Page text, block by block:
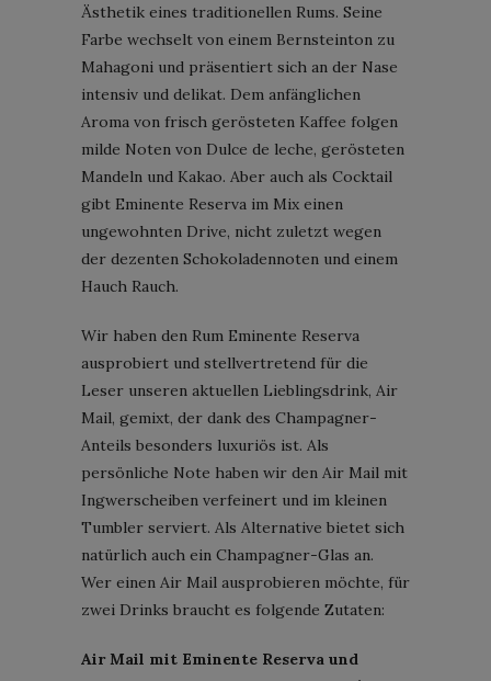
Ästhetik eines traditionellen Rums. Seine
Farbe wechselt von einem Bernsteinton zu
Mahagoni und präsentiert sich an der Nase
intensiv und delikat. Dem anfänglichen
Aroma von frisch gerösteten Kaffee folgen
milde Noten von Dulce de leche, gerösteten
Mandeln und Kakao. Aber auch als Cocktail
gibt Eminente Reserva im Mix einen
ungewohnten Drive, nicht zuletzt wegen
der dezenten Schokoladennoten und einem
Hauch Rauch.
Wir haben den Rum Eminente Reserva
ausprobiert und stellvertretend für die
Leser unseren aktuellen Lieblingsdrink, Air
Mail, gemixt, der dank des Champagner-
Anteils besonders luxuriös ist. Als
persönliche Note haben wir den Air Mail mit
Ingwerscheiben verfeinert und im kleinen
Tumbler serviert. Als Alternative bietet sich
natürlich auch ein Champagner-Glas an.
Wer einen Air Mail ausprobieren möchte, für
zwei Drinks braucht es folgende Zutaten:
Air Mail mit Eminente Reserva und